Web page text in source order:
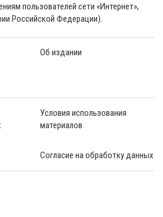
пользователей сети «Интернет»,
Российской Федерации).
Об издании
Условия использования
материалов
Согласие на обработку данных